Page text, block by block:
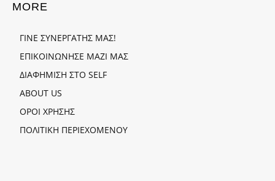
MORE
ΓΙΝΕ ΣΥΝΕΡΓΑΤΗΣ ΜΑΣ!
ΕΠΙΚΟΙΝΩΝΗΣΕ ΜΑΖΙ ΜΑΣ
ΔΙΑΦΗΜΙΣΗ ΣΤΟ SELF
ABOUT US
ΟΡΟΙ ΧΡΗΣΗΣ
ΠΟΛΙΤΙΚΗ ΠΕΡΙΕΧΟΜΕΝΟΥ